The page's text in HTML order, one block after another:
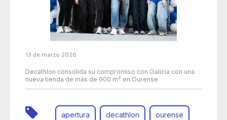
13 de marzo 2026
Decathlon consolida su compromiso con Galicia con una
nueva tienda de más de 900 m² en Ourense
apertura decathlon ourense